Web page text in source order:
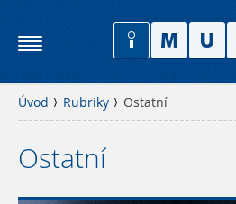
Úvod Rubriky Ostatní
Ostatní